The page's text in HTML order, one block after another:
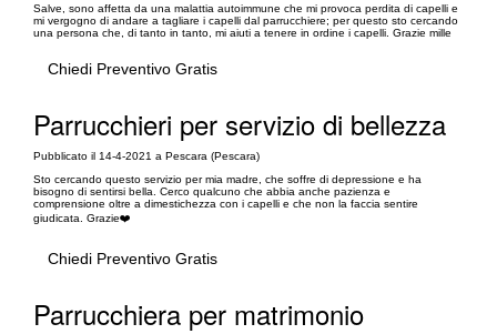
Salve, sono affetta da una malattia autoimmune che mi provoca perdita di capelli e
mi vergogno di andare a tagliare i capelli dal parrucchiere; per questo sto cercando
una persona che, di tanto in tanto, mi aiuti a tenere in ordine i capelli. Grazie mille
Chiedi Preventivo Gratis
Parrucchieri per servizio di bellezza
Pubblicato il 14-4-2021 a Pescara (Pescara)
Sto cercando questo servizio per mia madre, che soffre di depressione e ha
bisogno di sentirsi bella. Cerco qualcuno che abbia anche pazienza e
comprensione oltre a dimestichezza con i capelli e che non la faccia sentire
giudicata. Grazie❤️
Chiedi Preventivo Gratis
Parrucchiera per matrimonio